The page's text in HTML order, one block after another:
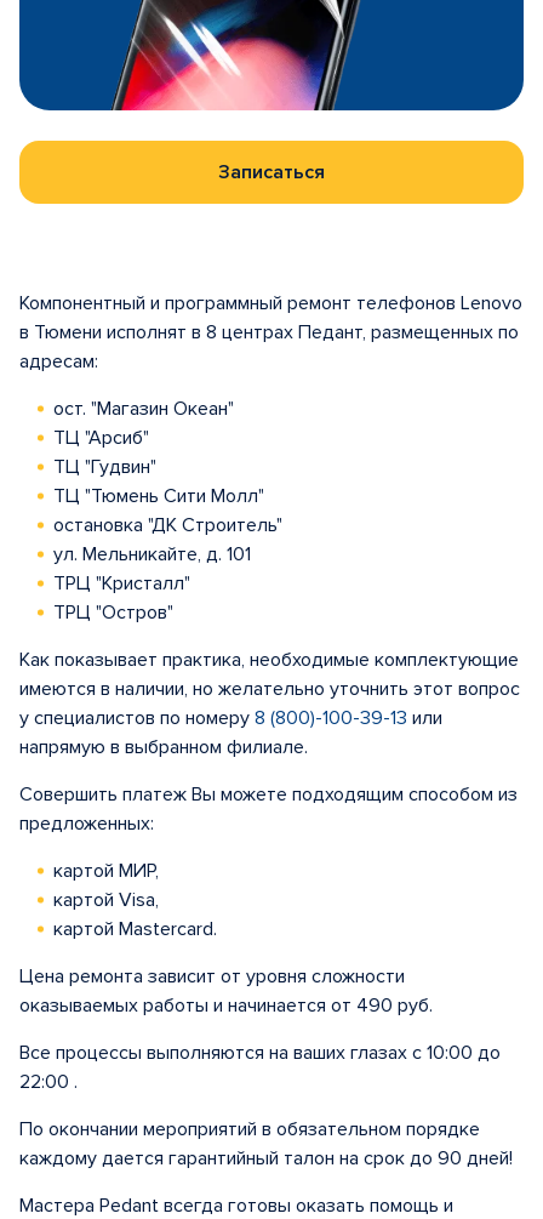
Записаться
Компонентный и программный ремонт телефонов Lenovo
в Тюмени исполнят в 8 центрах Педант, размещенных по
адресам:
ост. "Магазин Океан"
ТЦ "Арсиб"
ТЦ "Гудвин"
ТЦ "Тюмень Сити Молл"
остановка "ДК Строитель"
ул. Мельникайте, д. 101
ТРЦ "Кристалл"
ТРЦ "Остров"
Как показывает практика, необходимые комплектующие
имеются в наличии, но желательно уточнить этот вопрос
у специалистов по номеру 8 (800)-100-39-13 или
напрямую в выбранном филиале.
Совершить платеж Вы можете подходящим способом из
предложенных:
картой МИР,
картой Visa,
картой Mastercard.
Цена ремонта зависит от уровня сложности
оказываемых работы и начинается от 490 руб.
Все процессы выполняются на ваших глазах с 10:00 до
22:00 .
По окончании мероприятий в обязательном порядке
каждому дается гарантийный талон на срок до 90 дней!
Мастера Pedant всегда готовы оказать помощь и